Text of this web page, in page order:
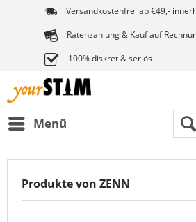
Versandkostenfrei ab €49,-
Ratenzahlung & Kauf auf
100% diskret & seriös
Menü
Produkte von ZENN